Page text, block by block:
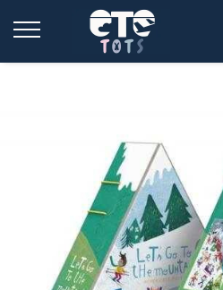
CĂRUCIOARE & SCAUNE AUTO
cărucioare U-GROW
scaune auto pentru avion
accesorii cărucioare
accesorii scaun auto
accesorii scaun avion